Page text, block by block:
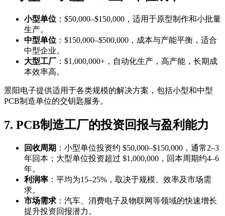
小型单位 ：$50,000–$150,000，适用于原型制作和小批量
生产。
中型单位 ：$150,000–$500,000，成本与产能平衡，适合
中型企业。
大型工厂 ：$1,000,000+，自动化生产，高产能，长期成
本效率高。
景阳电子提供适用于各类规模的解决方案，包括小型和中型
PCB制造单位的交钥匙服务。
7. PCB制造工厂的投资回报与盈利能力
回收周期 ：小型单位投资约 $50,000–$150,000，通常2–3
年回本；大型单位投资超过 $1,000,000，回本周期约4–6
年。
利润率 ：平均为15–25%，取决于规模、效率及市场需
求。
市场需求 ：汽车、消费电子及物联网等领域的快速增长
提升投资回报潜力。